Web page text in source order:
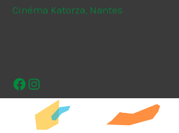
Cinéma Katorza, Nantes
Facebook
Instagram